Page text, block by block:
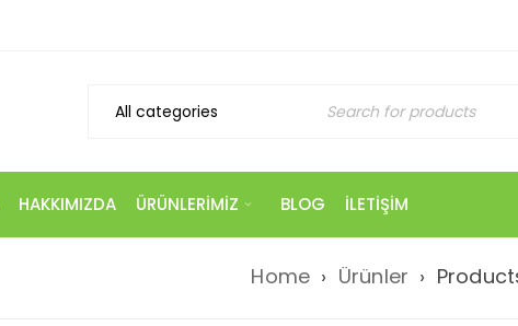
HAKKIMIZDA ÜRÜNLERIMIZ BLOG İLETIŞIM
Home › Ürünler ›